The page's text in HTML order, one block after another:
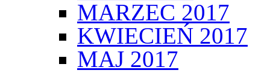
MARZEC 2017
KWIECIEŃ 2017
MAJ 2017